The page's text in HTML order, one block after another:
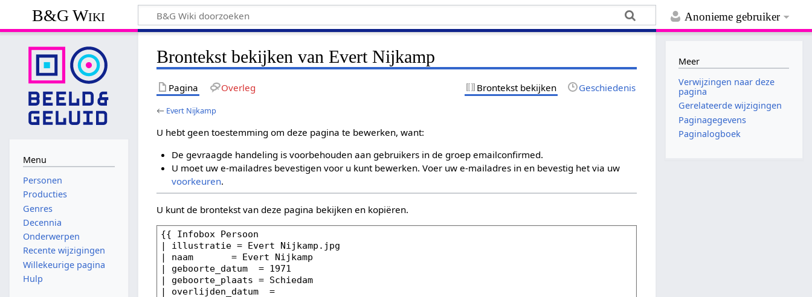
Anonieme gebruiker
B&G Wiki
Brontekst bekijken van Evert Nijkamp
Pagina Overleg Brontekst bekijken Geschiedenis
← Evert Nijkamp
U hebt geen toestemming om deze pagina te bewerken, want:
De gevraagde handeling is voorbehouden aan gebruikers in de groep emailconfirmed.
U moet uw e-mailadres bevestigen voor u kunt bewerken. Voer uw e-mailadres in en bevestig het via uw
voorkeuren.
U kunt de brontekst van deze pagina bekijken en kopiëren.
Menu
Personen
Producties
Genres
Decennia
Onderwerpen
Recente wijzigingen
Willekeurige pagina
Hulp
Meer
Verwijzingen naar deze
pagina
Gerelateerde wijzigingen
Paginagegevens
Paginalogboek